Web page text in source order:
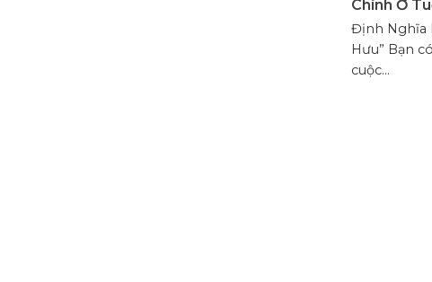
Chính Ở
Định Nghĩa
Hưu” Bạn
cuộc...